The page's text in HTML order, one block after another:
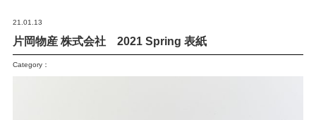
21.01.13
片岡物産 株式会社 2021 Spring 表紙
Category：